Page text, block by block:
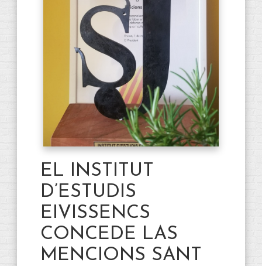
EL INSTITUT
D’ESTUDIS
EIVISSENCS
CONCEDE LAS
MENCIONS SANT